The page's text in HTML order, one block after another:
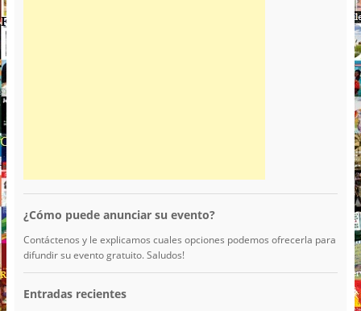
¿Cómo puede anunciar su evento?
Contáctenos y le explicamos cuales opciones podemos ofrecerla para
difundir su evento gratuito. Saludos!
Entradas recientes